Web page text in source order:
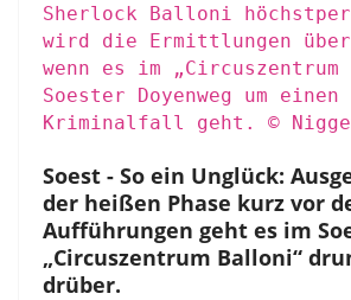
Sherlock Balloni
wird die Ermittlungen
wenn es im
Soester Doyenweg um
Kriminalfall geht. ©
Soest - So ein Unglück:
der heißen Phase kurz vor
Aufführungen geht es im
„Circuszentrum Balloni“
drüber.